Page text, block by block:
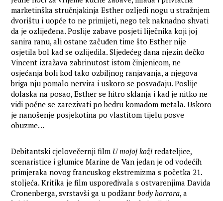
marketinška stručnjakinja Esther ozljedi nogu u stražnjem
dvorištu i uopće to ne primijeti, nego tek naknadno shvati
da je ozlijeđena. Poslije zabave posjeti liječnika koji joj
sanira ranu, ali ostane začuđen time što Esther nije
osjetila bol kad se ozlijedila. Sljedećeg dana njezin dečko
Vincent izražava zabrinutost istom činjenicom, ne
osjećanja boli kod tako ozbiljnog ranjavanja, a njegova
briga nju pomalo nervira i uskoro se posvađaju. Poslije
dolaska na posao, Esther se hitro sklanja i kad je nitko ne
vidi počne se zarezivati po bedru komadom metala. Uskoro
je nanošenje posjekotina po vlastitom tijelu posve
obuzme…
Debitantski cjelovečernji film U mojoj koži redateljice,
scenaristice i glumice Marine de Van jedan je od vodećih
primjeraka novog francuskog ekstremizma s početka 21.
stoljeća. Kritika je film uspoređivala s ostvarenjima Davida
Cronenberga, svrstavši ga u podžanrbody horrora, a